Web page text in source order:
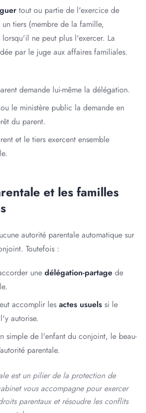
tout ou partie de l'exercice de
tiers (membre de la famille,
lorsqu'il ne peut plus l'exercer. La
par le juge aux affaires familiales.
demande lui-même la délégation.
le ministère public la demande en
du parent.
et le tiers exercent ensemble
et les familles
autorité parentale automatique sur
Toutefois :
une délégation-partage de
accomplir les actes usuels si le
autorise.
simple de l'enfant du conjoint, le beau-
parentale.
est un pilier de la protection de
vous accompagne pour exercer
parentaux et résoudre les conflits